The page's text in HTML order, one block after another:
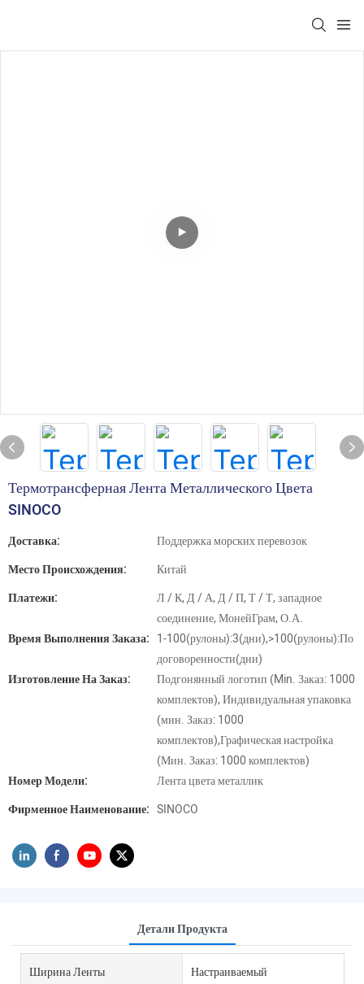
Термотрансферная Лента Металлического Цвета
SINOCO
Доставка:
Поддержка морских перевозок
Место Происхождения:
Китай
Платежи:
Л / К, Д / А, Д / П, Т / Т, западное
соединение, МонейГрам, О.А.
Время Выполнения Заказа: 1-100(рулоны):3(дни),>100(рулоны):По
договоренности(дни)
Изготовление На Заказ:
Подгонянный логотип (Min. Заказ: 1000
комплектов), Индивидуальная упаковка
(мин. Заказ: 1000
комплектов),Графическая настройка
(Мин. Заказ: 1000 комплектов)
Номер Модели:
Лента цвета металлик
Фирменное Наименование: SINOCO
Детали Продукта
Ширина Ленты Настраиваемый